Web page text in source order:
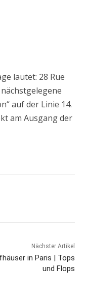
lautet: 28 Rue
auf der Linie 14.
am Ausgang der
Nächster Artikel
in Paris | Tops
und Flops